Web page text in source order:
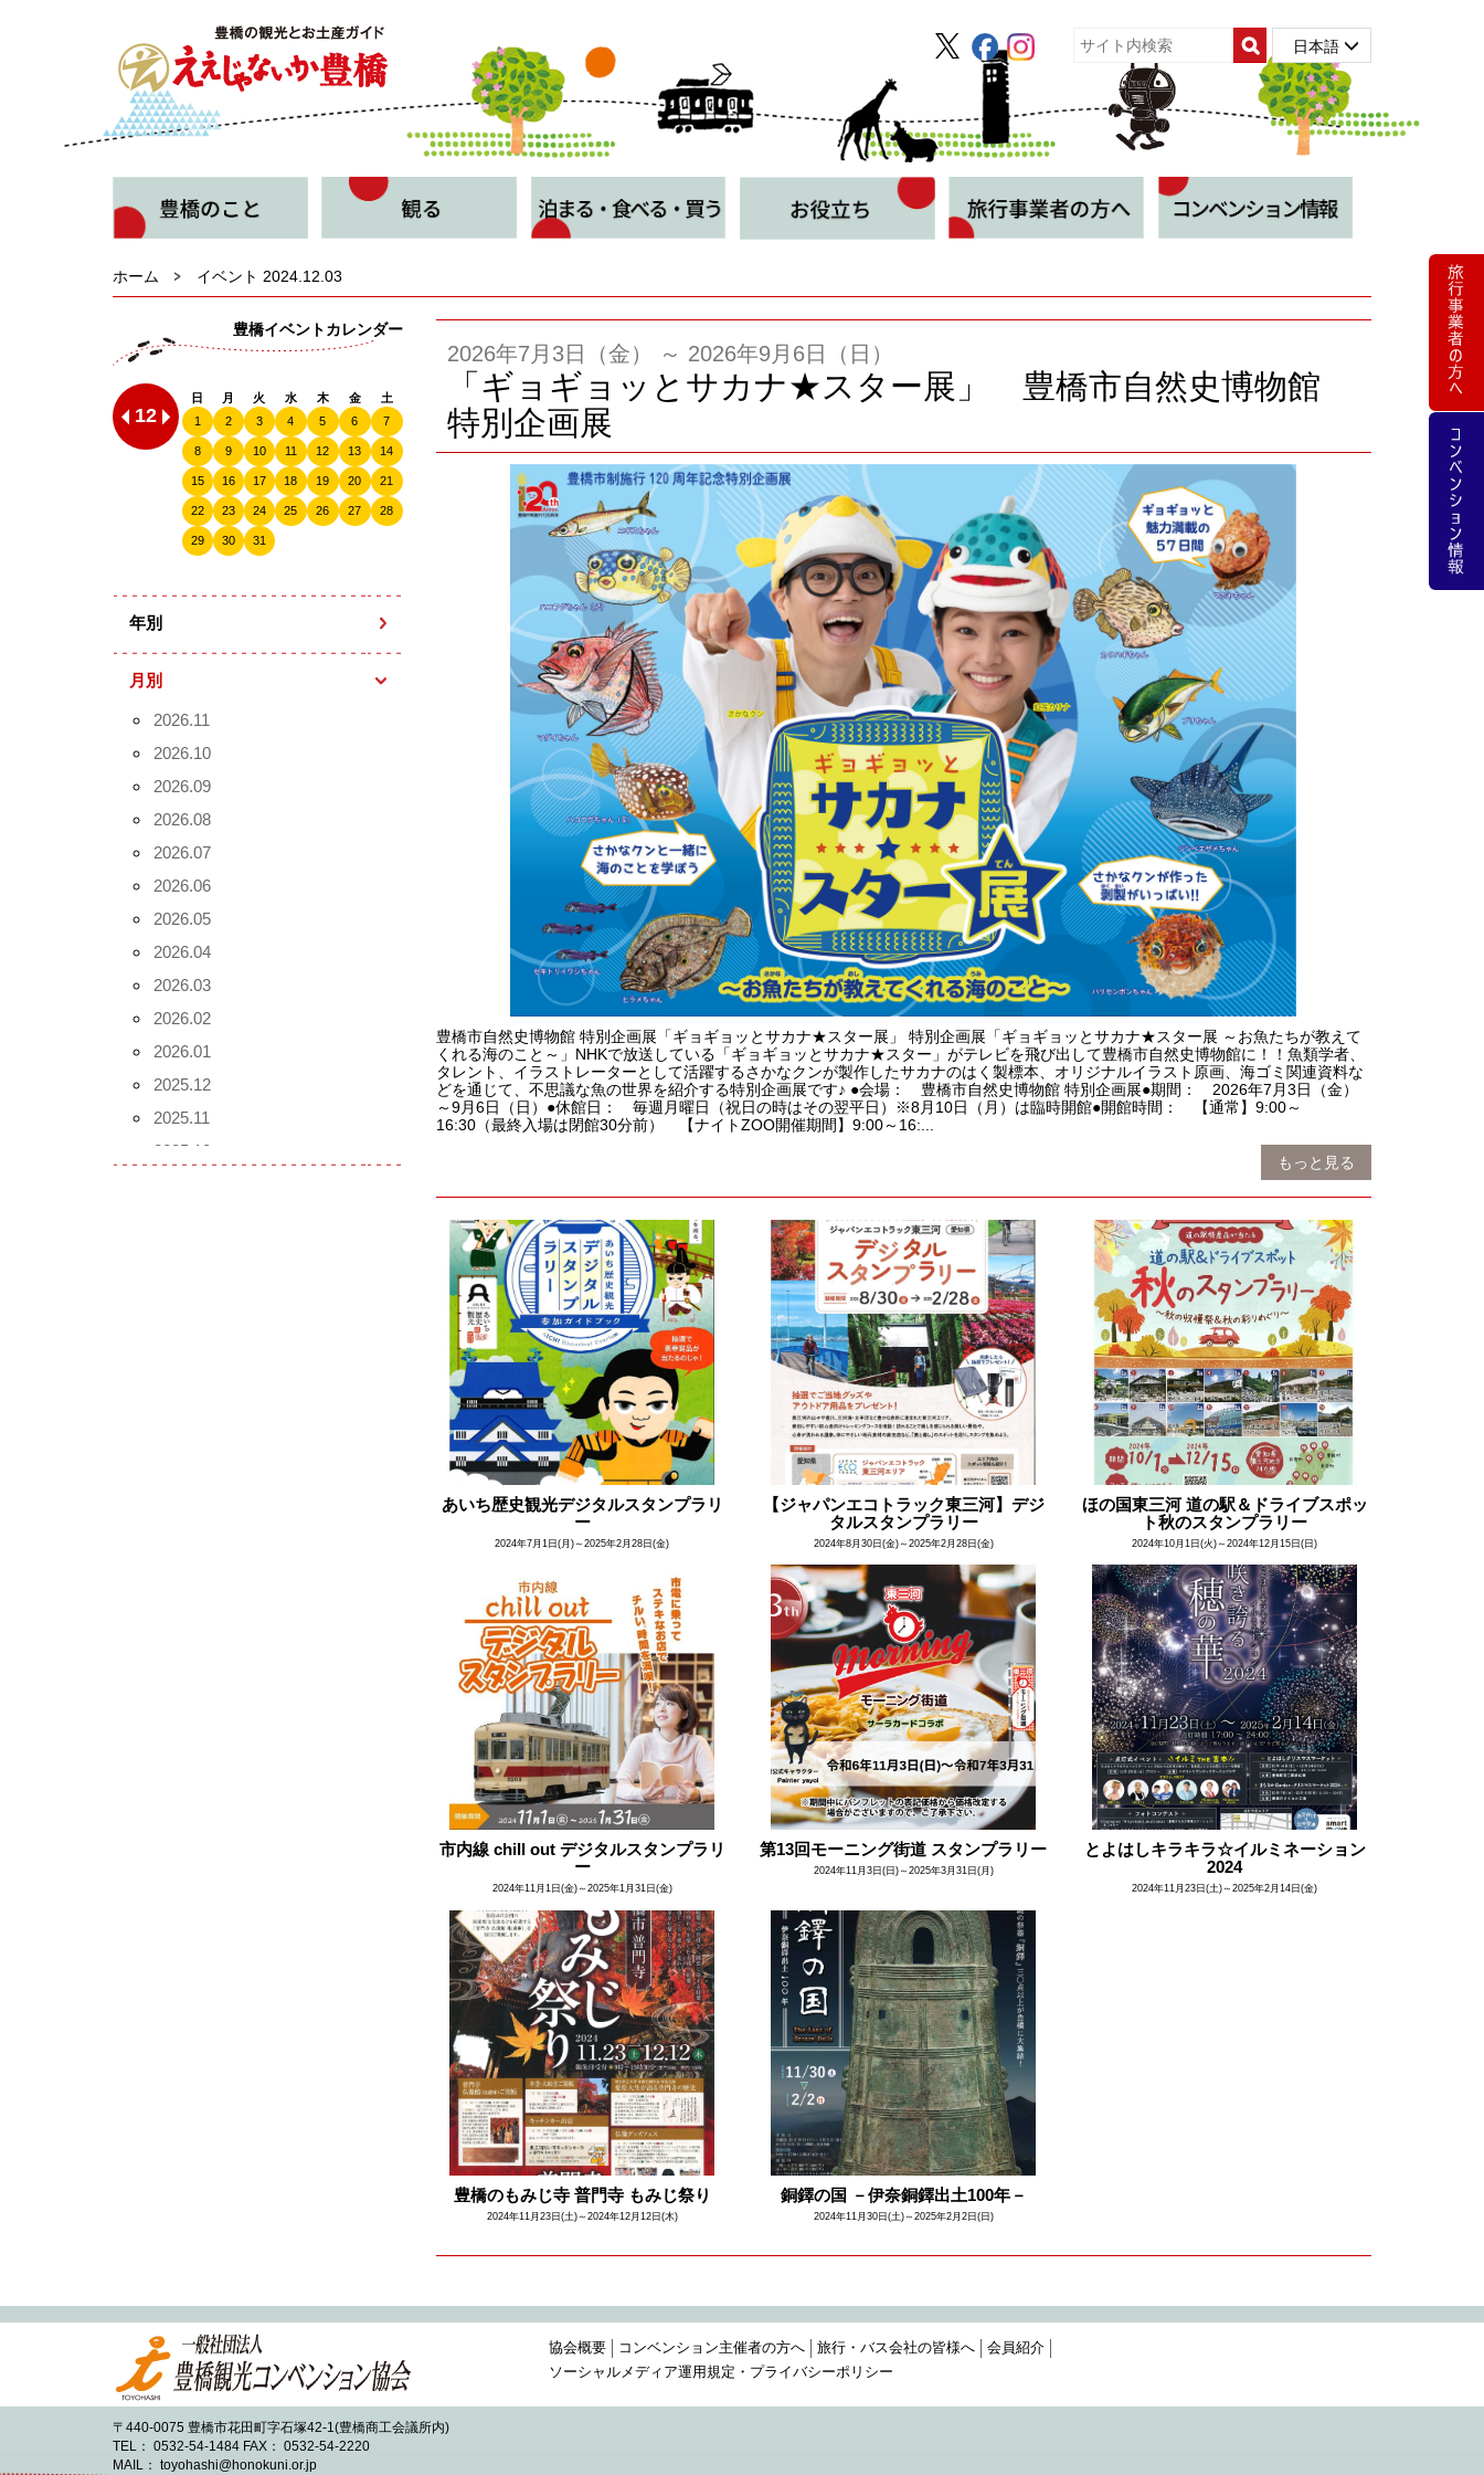
日本語
ホーム イベント 2024.12.03
2026年7月3日（金） ～ 2026年9月6日（日）
「ギョギョッとサカナ★スター展」 豊橋市自然史博物館
特別企画展
豊橋市自然史博物館 特別企画展「ギョギョッとサカナ★スター展」 特別企画展「ギョギョッとサカナ★スター展 ～お魚たちが教えて
くれる海のこと～」NHKで放送している「ギョギョッとサカナ★スター」がテレビを飛び出して豊橋市自然史博物館に！！魚類学者、
タレント、イラストレーターとして活躍するさかなクンが製作したサカナのはく製標本、オリジナルイラスト原画、海ゴミ関連資料な
どを通じて、不思議な魚の世界を紹介する特別企画展です♪ ●会場： 豊橋市自然史博物館 特別企画展●期間： 2026年7月3日（金）
～9月6日（日）●休館日： 毎週月曜日（祝日の時はその翌平日）※8月10日（月）は臨時開館●開館時間： 【通常】9:00～
16:30（最終入場は閉館30分前） 【ナイトZOO開催期間】9:00～16:...
もっと見る
あいち歴史観光デジタルスタンプラリ
ー
2024年7月1日(月)～2025年2月28日(金)
【ジャパンエコトラック東三河】デジ
タルスタンプラリー
2024年8月30日(金)～2025年2月28日(金)
ほの国東三河 道の駅＆ドライブスポッ
ト秋のスタンプラリー
2024年10月1日(火)～2024年12月15日(日)
市内線 chill out デジタルスタンプラリ
ー
2024年11月1日(金)～2025年1月31日(金)
第13回モーニング街道 スタンプラリー
2024年11月3日(日)～2025年3月31日(月)
とよはしキラキラ☆イルミネーション
2024
2024年11月23日(土)～2025年2月14日(金)
豊橋のもみじ寺 普門寺 もみじ祭り
2024年11月23日(土)～2024年12月12日(木)
銅鐸の国 －伊奈銅鐸出土100年－
2024年11月30日(土)～2025年2月2日(日)
豊橋イベントカレンダー
12
日 月 火 水 木 金
土
1
2 3 4 5 6 7
8 9 10 11 12 13 14
15 16 17 18 19 20 21
22 23 24 25 26 27 28
29 30 31
年別
月別
2026.11
2026.10
2026.09
2026.08
2026.07
2026.06
2026.05
2026.04
2026.03
2026.02
2026.01
2025.12
2025.11
2025.10
2022.11
2022.10
2022.09
2022.08
2022.07
協会概要 コンベンション主催者の方へ 旅行・バス会社の皆様へ
会員紹介
ソーシャルメディア運用規定・プライバシーポリシー
〒440-0075 豊橋市花田町字石塚42-1(豊橋商工会議所内)
TEL： 0532-54-1484 FAX： 0532-54-2220
MAIL： toyohashi@honokuni.or.jp